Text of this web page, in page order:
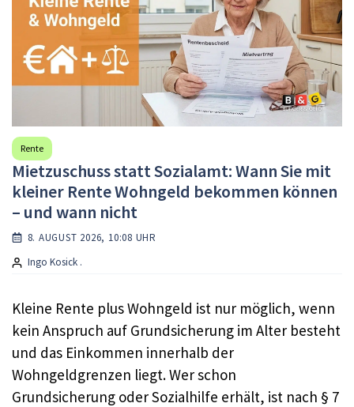
Rente
Mietzuschuss statt Sozialamt: Wann Sie mit
kleiner Rente Wohngeld bekommen können
– und wann nicht
8. AUGUST 2026, 10:08 UHR
Ingo Kosick .
Kleine Rente plus Wohngeld ist nur möglich, wenn
kein Anspruch auf Grundsicherung im Alter besteht
und das Einkommen innerhalb der
Wohngeldgrenzen liegt. Wer schon
Grundsicherung oder Sozialhilfe erhält, ist nach § 7